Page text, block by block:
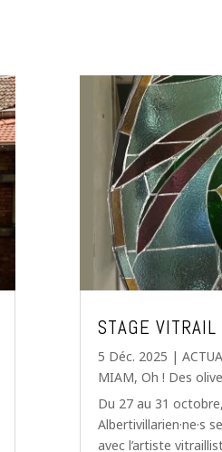
STAGE VITRAIL
5 Déc. 2025 |
MIAM, Oh ! Des
Du 27 au 31
Albertivillarien·ne·s
avec l’artiste